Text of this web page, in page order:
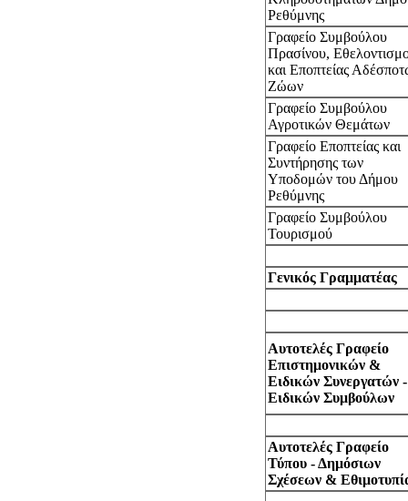
Ρεθύμνης
Γραφείο Συμβούλου
Πρασίνου,
και Εποπτείας
Ζώων
Γραφείο Συμβούλου
Αγροτικών Θεμάτων
Γραφείο Εποπτείας και
Συντήρησης των
Υποδομών του Δήμου
Ρεθύμνης
Γραφείο Συμβούλου
Τουρισμού
Γενικός Γραμματέας
Αυτοτελές Γραφείο
Επιστημονικών &
Ειδικών Συνεργατών -
Ειδικών Συμβούλων
Αυτοτελές Γραφείο
Τύπου - Δημόσιων
Σχέσεων &